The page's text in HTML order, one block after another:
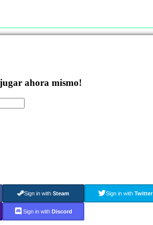
ahora mismo!
Sign in with Steam Sign in with Twitter
Sign in with Discord